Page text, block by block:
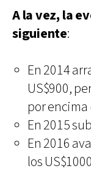
A la vez, la
siguiente:
En 2014
US$900,
por encima
En 2015
En 2016
los